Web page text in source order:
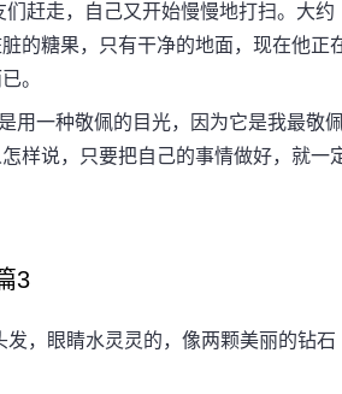
们赶走，自己又开始慢慢地打扫。大约
的糖果，只有干净的地面，现在他正
。
一种敬佩的目光，因为它是我最敬
样说，只要把自己的事情做好，就一
3
，眼睛水灵灵的，像两颗美丽的钻石